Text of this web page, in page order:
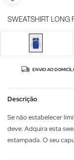
SWEATSHIRT LONG
ENVIO AO
Descrição
Se não estabelecer
deve. Adquira esta
estampada. O seu